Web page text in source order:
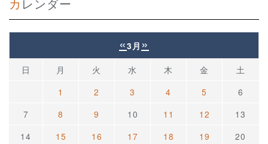
«3月 »
日 月 火 水 木 金
土
1
2 3 4 5
6
7
8 9 10 11 12
13
14
15 16 17 18 19
20